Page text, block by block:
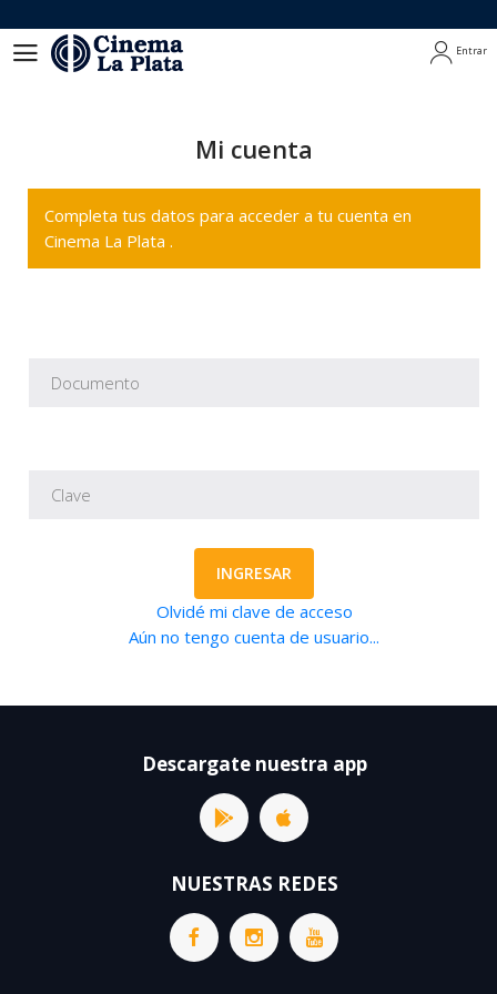
Entrar
Mi cuenta
Completa tus datos para acceder a tu cuenta en
Cinema La Plata .
INGRESAR
Olvidé mi clave de acceso
Aún no tengo cuenta de usuario...
Descargate nuestra app
NUESTRAS REDES